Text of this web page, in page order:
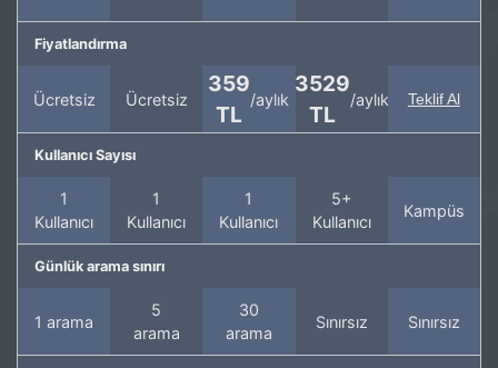
Fiyatlandırma
Ücretsiz Ücretsiz
359
TL
/aylık
3529
TL
/aylık Teklif Al
Kullanıcı Sayısı
1
Kullanıcı
1
Kullanıcı
1
Kullanıcı
5+
Kullanıcı
Kampüs
Günlük arama sınırı
1 arama
5
arama
30
arama
Sınırsız Sınırsız